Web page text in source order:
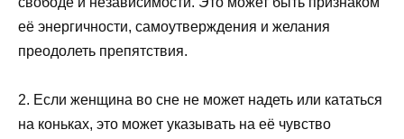
её энергичности, самоутверждения и желания
преодолеть препятствия.
2. Если женщина во сне не может надеть или кататься
на коньках, это может указывать на её чувство